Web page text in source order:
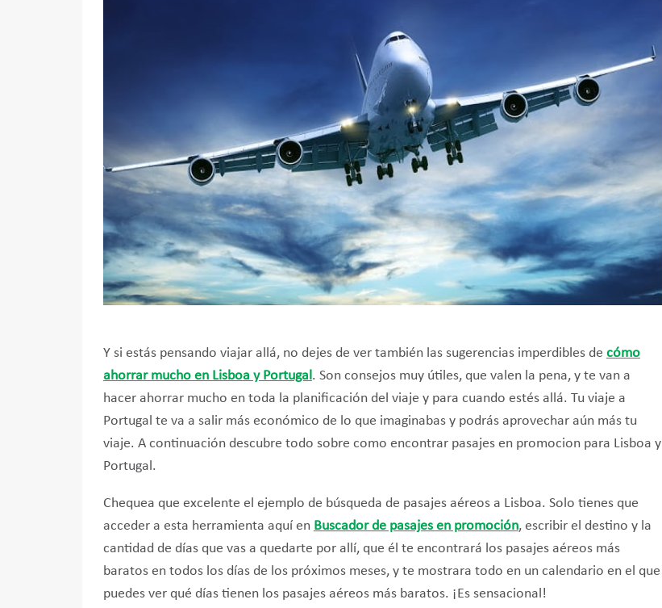
Y si estás pensando viajar allá, no dejes de ver también las sugerencias imperdibles de cómo
ahorrar mucho en Lisboa y Portugal. Son consejos muy útiles, que valen la pena, y te van a
hacer ahorrar mucho en toda la planificación del viaje y para cuando estés allá. Tu viaje a
Portugal te va a salir más económico de lo que imaginabas y podrás aprovechar aún más tu
viaje. A continuación descubre todo sobre como encontrar pasajes en promocion para Lisboa y
Portugal.
Chequea que excelente el ejemplo de búsqueda de pasajes aéreos a Lisboa. Solo tienes que
acceder a esta herramienta aquí en Buscador de pasajes en promoción, escribir el destino y la
cantidad de días que vas a quedarte por allí, que él te encontrará los pasajes aéreos más
baratos en todos los días de los próximos meses, y te mostrara todo en un calendario en el que
puedes ver qué días tienen los pasajes aéreos más baratos. ¡Es sensacional!